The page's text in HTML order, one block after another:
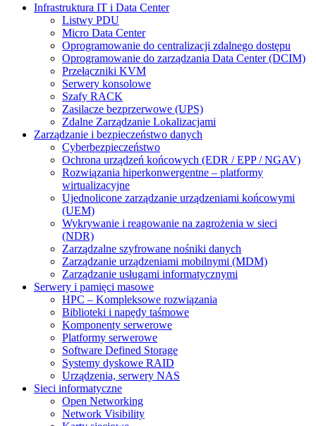
Infrastruktura IT i Data Center
Listwy PDU
Micro Data Center
Oprogramowanie do centralizacji zdalnego dostępu
Oprogramowanie do zarządzania Data Center (DCIM)
Przełączniki KVM
Serwery konsolowe
Szafy RACK
Zasilacze bezprzerwowe (UPS)
Zdalne Zarządzanie Lokalizacjami
Zarządzanie i bezpieczeństwo danych
Cyberbezpieczeństwo
Ochrona urządzeń końcowych (EDR / EPP / NGAV)
Rozwiązania hiperkonwergentne – platformy
wirtualizacyjne
Ujednolicone zarządzanie urządzeniami końcowymi
(UEM)
Wykrywanie i reagowanie na zagrożenia w sieci
(NDR)
Zarządzalne szyfrowane nośniki danych
Zarządzanie urządzeniami mobilnymi (MDM)
Zarządzanie usługami informatycznymi
Serwery i pamięci masowe
HPC – Kompleksowe rozwiązania
Biblioteki i napędy taśmowe
Komponenty serwerowe
Platformy serwerowe
Software Defined Storage
Systemy dyskowe RAID
Urządzenia, serwery NAS
Sieci informatyczne
Open Networking
Network Visibility